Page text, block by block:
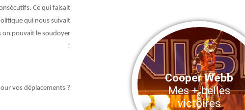
Cooper Webb
Mes + belles
victoires
Ce qui faisait
qui nous suivait
on pouvait le soudoyer
!
vos déplacements ?